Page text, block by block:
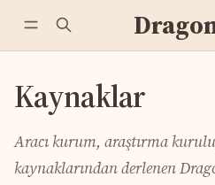
Kaynaklar
Aracı kurum, araştırma
kaynaklarından derlenen